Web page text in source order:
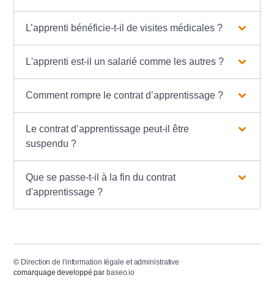
L’apprenti bénéficie-t-il de visites médicales ?
L'apprenti est-il un salarié comme les autres ?
Comment rompre le contrat d’apprentissage ?
Le contrat d’apprentissage peut-il être
suspendu ?
Que se passe-t-il à la fin du contrat
d'apprentissage ?
© Direction de l'information légale et administrative
comarquage developpé par baseo.io